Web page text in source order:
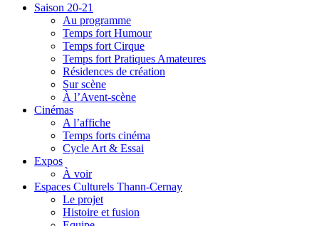
Saison 20-21
Au programme
Temps fort Humour
Temps fort Cirque
Temps fort Pratiques Amateures
Résidences de création
Sur scène
À l’Avent-scène
Cinémas
A l’affiche
Temps forts cinéma
Cycle Art & Essai
Expos
À voir
Espaces Culturels Thann-Cernay
Le projet
Histoire et fusion